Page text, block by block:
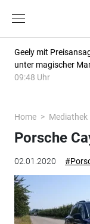
Geely mit
unter magischer
09:48 Uhr
Home Mediathek
02.01.2020
Porsche